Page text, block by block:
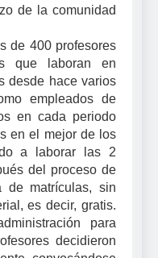
de la comunidad
de 400 profesores
que laboran en
desde hace varios
empleados de
en cada periodo
en el mejor de los
a laborar las 2
del proceso de
de matrículas, sin
es decir, gratis.
para
decidieron